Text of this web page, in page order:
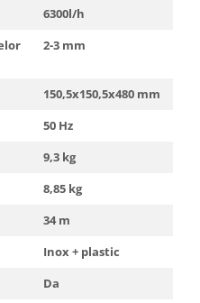
6300l/h
2-3 mm
150,5x150,5x480 mm
50 Hz
9,3 kg
8,85 kg
34 m
Inox + plastic
Da